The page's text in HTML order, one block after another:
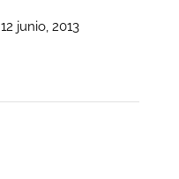
12 junio, 2013